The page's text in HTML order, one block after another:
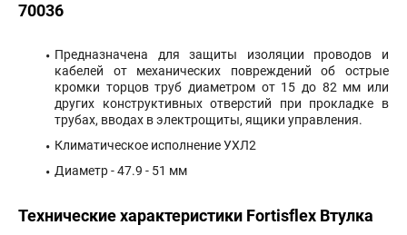
70036
Предназначена для защиты изоляции проводов и
кабелей от механических повреждений об острые
кромки торцов труб диаметром от 15 до 82 мм или
других конструктивных отверстий при прокладке в
трубах, вводах в электрощиты, ящики управления.
Климатическое исполнение УХЛ2
Диаметр - 47.9 - 51 мм
Технические характеристики Fortisflex Втулка